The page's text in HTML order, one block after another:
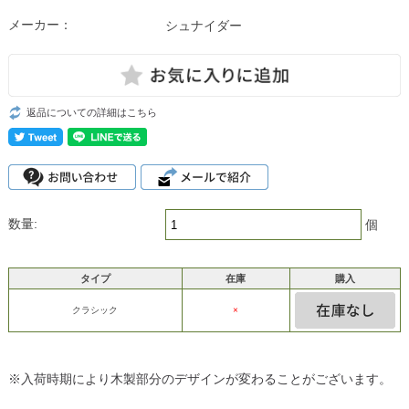
メーカー： シュナイダー
返品についての詳細はこちら
数量: 個
タイプ 在庫 購入
クラシック ×
※入荷時期により木製部分のデザインが変わることがございます。